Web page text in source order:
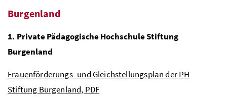
Burgenland
1. Private Pädagogische Hochschule Stiftung
Burgenland
Frauenförderungs- und Gleichstellungsplan derPH
Stiftung Burgenland, PDF